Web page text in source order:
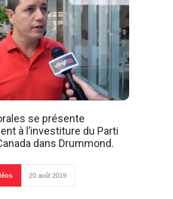
se présente
à l’investiture du Parti
dans Drummond.
20 août 2019